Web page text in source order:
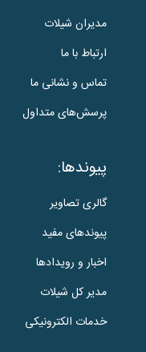
مدیران شیلات
ارتباط با ما
تماس و نشانی ما
پرسش‌های متداول
پیوندها:
گالری تصاویر
پیوندهای مفید
اخبار و رویدادها
مدیر کل شیلات
خدمات الکترونیکی